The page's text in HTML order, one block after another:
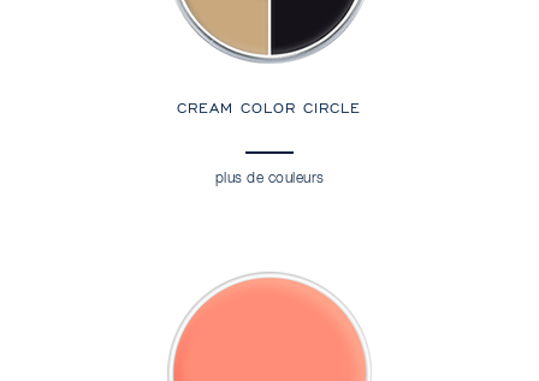
CREAM COLOR CIRCLE
plus de couleurs